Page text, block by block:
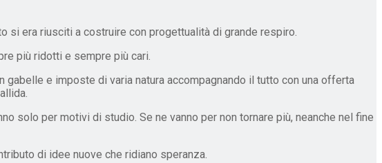
si era riusciti a costruire con progettualità di grande respiro.
più ridotti e sempre più cari.
e imposte di varia natura accompagnando il tutto con una offerta
solo per motivi di studio. Se ne vanno per non tornare più, neanche nel fine
di idee nuove che ridiano speranza.